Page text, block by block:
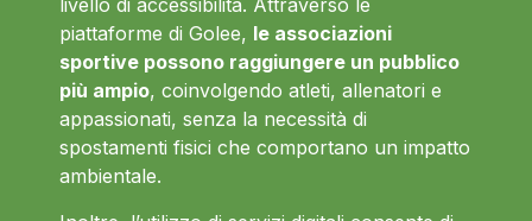
livello di accessibilità. Attraverso le
piattaforme di Golee, le associazioni
sportive possono raggiungere un pubblico
più ampio, coinvolgendo atleti, allenatori e
appassionati, senza la necessità di
spostamenti fisici che comportano un impatto
ambientale.